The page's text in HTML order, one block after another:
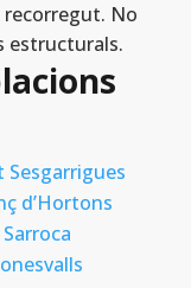
No
estructurals.
Sesgarrigues
d’Hortons